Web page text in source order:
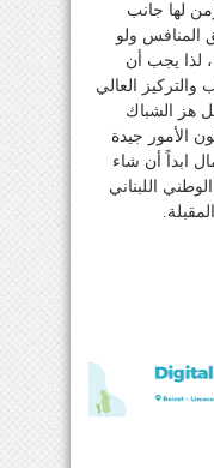
لها جانب
المنافس ولو
لذا يجب أن
والتركيز العالي
هز الشباك
الأمور جيدة
ابداً أن شاء
اللبناني